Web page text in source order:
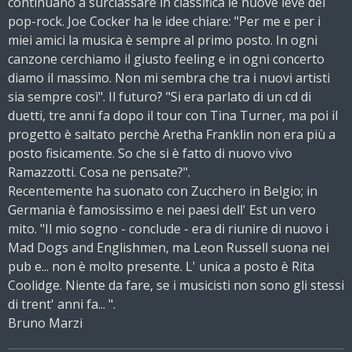
pop-rock. Joe Cocker ha le idee chiare: "Per me e per i
miei amici la musica è sempre al primo posto. In ogni
canzone cerchiamo il giusto feeling e in ogni concerto
diamo il massimo. Non mi sembra che tra i nuovi artisti
sia sempre così". Il futuro? "Si era parlato di un cd di
duetti, tre anni fa dopo il tour con Tina Turner, ma poi il
progetto è saltato perchè Aretha Franklin non era più a
posto fisicamente. So che si è fatto di nuovo vivo
Ramazzotti. Cosa ne pensate?".
Recentemente ha suonato con Zucchero in Belgio; in
Germania è famosissimo e nei paesi dell' Est un vero
mito. "Il mio sogno - conclude - era di riunire di nuovo i
Mad Dogs and Englishmen, ma Leon Russell suona nei
pub e... non è molto presente. L' unica a posto è Rita
Coolidge. Niente da fare, se i musicisti non sono gli stessi
di trent' anni fa... ".
Bruno Marzi